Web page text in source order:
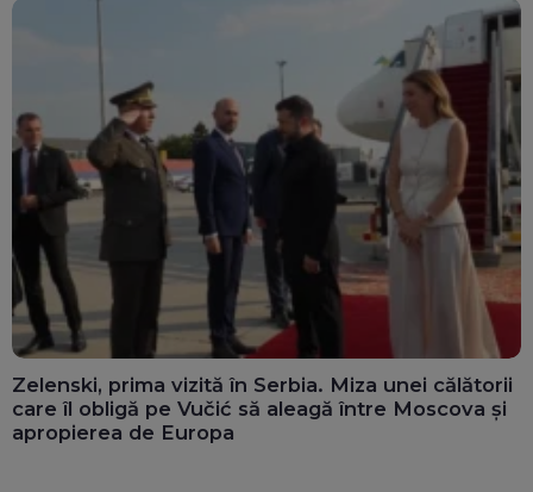
Zelenski, prima vizită în Serbia. Miza unei călătorii
care îl obligă pe Vučić să aleagă între Moscova și
apropierea de Europa